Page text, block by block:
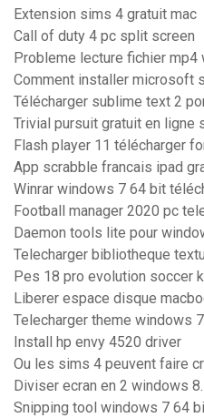
Extension sims 4 gratuit mac
Call of duty 4 pc split screen
Probleme lecture fichier
Comment installer microsoft
Télécharger sublime text 2
Trivial pursuit gratuit en ligne
Flash player 11 télécharger
App scrabble francais ipad
Winrar windows 7 64 bit
Football manager 2020 pc
Daemon tools lite pour
Telecharger bibliotheque
Pes 18 pro evolution soccer
Liberer espace disque
Telecharger theme windows
Install hp envy 4520 driver
Ou les sims 4 peuvent faire
Diviser ecran en 2 windows
Snipping tool windows 7 64